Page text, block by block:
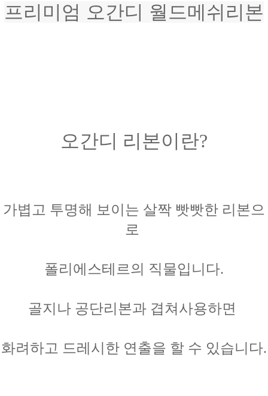
프리미엄 오간디 월드메쉬리본
오간디 리본이란?
가볍고 투명해 보이는 살짝 빳빳한 리본으
로
폴리에스테르의 직물입니다.
골지나 공단리본과 겹쳐사용하면
화려하고 드레시한 연출을 할 수 있습니다.